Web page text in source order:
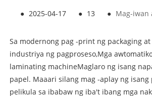
● 2025-04-17 ● 13 ● Mag-iwan
Sa modernong pag -print ng packaging
industriya ng pagproseso,Mga
laminating machineMaglaro ng isang
papel. Maaari silang mag -aplay ng isang
pelikula sa ibabaw ng iba't ibang mga